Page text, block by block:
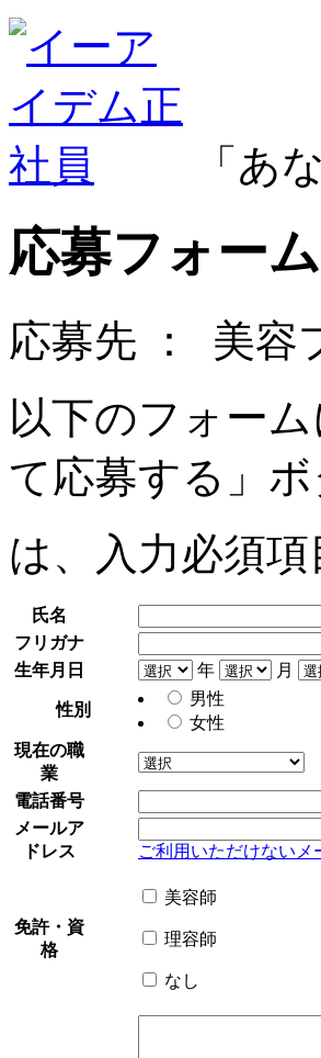
「あ
応募フォーム
応募先 ： 美容
以下のフォー
て応募する」
は、入力必須項
氏名
フリガナ
生年月日
年 月
性別
男性
女性
現在の職
業
電話番号
メールア
ドレス
ご利用いただけないメ
免許・資
格
美容師
理容師
なし